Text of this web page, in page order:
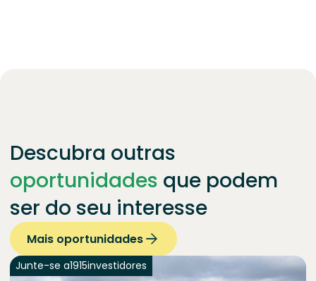
Descubra outras
oportunidades que podem
ser do seu interesse
Mais oportunidades
Junte-se a1915investidores